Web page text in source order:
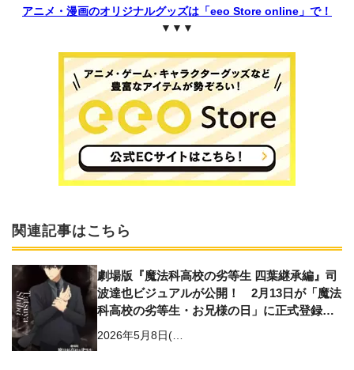
アニメ・漫画のオリジナルグッズは「eeo Store online」で！
▼▼▼
関連記事はこちら
劇場版『魔法科高校の劣等生 四葉継承編』司
波達也ビジュアルが公開！ 2月13日が「魔法
科高校の劣等生・お兄様の日」に正式登録決
2026年5月8日(…